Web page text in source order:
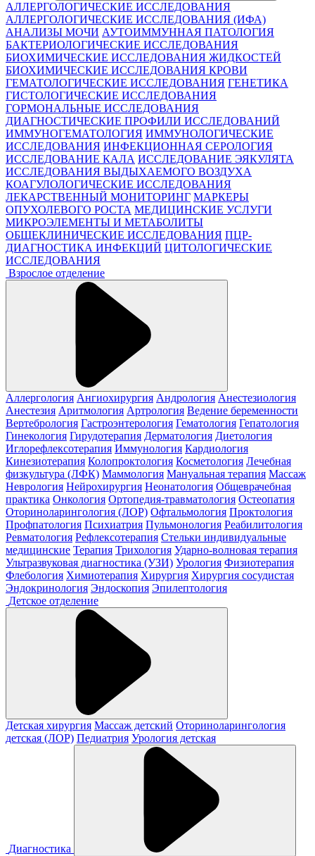
АЛЛЕРГОЛОГИЧЕСКИЕ ИССЛЕДОВАНИЯ
АЛЛЕРГОЛОГИЧЕСКИЕ ИССЛЕДОВАНИЯ (ИФА)
АНАЛИЗЫ МОЧИ АУТОИММУННАЯ ПАТОЛОГИЯ
БАКТЕРИОЛОГИЧЕСКИЕ ИССЛЕДОВАНИЯ
БИОХИМИЧЕСКИЕ ИССЛЕДОВАНИЯ ЖИДКОСТЕЙ
БИОХИМИЧЕСКИЕ ИССЛЕДОВАНИЯ КРОВИ
ГЕМАТОЛОГИЧЕСКИЕ ИССЛЕДОВАНИЯ ГЕНЕТИКА
ГИСТОЛОГИЧЕСКИЕ ИССЛЕДОВАНИЯ
ГОРМОНАЛЬНЫЕ ИССЛЕДОВАНИЯ
ДИАГНОСТИЧЕСКИЕ ПРОФИЛИ ИССЛЕДОВАНИЙ
ИММУНОГЕМАТОЛОГИЯ ИММУНОЛОГИЧЕСКИЕ
ИССЛЕДОВАНИЯ ИНФЕКЦИОННАЯ СЕРОЛОГИЯ
ИССЛЕДОВАНИЕ КАЛА ИССЛЕДОВАНИЕ ЭЯКУЛЯТА
ИССЛЕДОВАНИЯ ВЫДЫХАЕМОГО ВОЗДУХА
КОАГУЛОЛОГИЧЕСКИЕ ИССЛЕДОВАНИЯ
ЛЕКАРСТВЕННЫЙ МОНИТОРИНГ МАРКЕРЫ
ОПУХОЛЕВОГО РОСТА МЕДИЦИНСКИЕ УСЛУГИ
МИКРОЭЛЕМЕНТЫ И МЕТАБОЛИТЫ
ОБЩЕКЛИНИЧЕСКИЕ ИССЛЕДОВАНИЯ ПЦР-
ДИАГНОСТИКА ИНФЕКЦИЙ ЦИТОЛОГИЧЕСКИЕ
ИССЛЕДОВАНИЯ
Взрослое отделение
Аллергология Ангиохирургия Андрология Анестезиология
Анестезия Аритмология Артрология Ведение беременности
Вертебрология Гастроэнтерология Гематология Гепатология
Гинекология Гирудотерапия Дерматология Диетология
Иглорефлексотерапия Иммунология Кардиология
Кинезиотерапия Колопроктология Косметология Лечебная
физкультура (ЛФК) Маммология Мануальная терапия Массаж
Неврология Нейрохирургия Неонатология Общеврачебная
практика Онкология Ортопедия-травматология Остеопатия
Оториноларингология (ЛОР) Офтальмология Проктология
Профпатология Психиатрия Пульмонология Реабилитология
Ревматология Рефлексотерапия Стельки индивидуальные
медицинские Терапия Трихология Ударно-волновая терапия
Ультразвуковая диагностика (УЗИ) Урология Физиотерапия
Флебология Химиотерапия Хирургия Хирургия сосудистая
Эндокринология Эндоскопия Эпилептология
Детское отделение
Детская хирургия Массаж детский Оториноларингология
детская (ЛОР) Педиатрия Урология детская
Диагностика